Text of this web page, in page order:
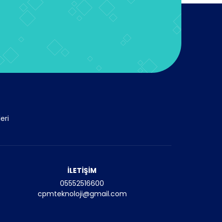
İLETİŞİM
05552516600
cpmteknoloji@gmail.com